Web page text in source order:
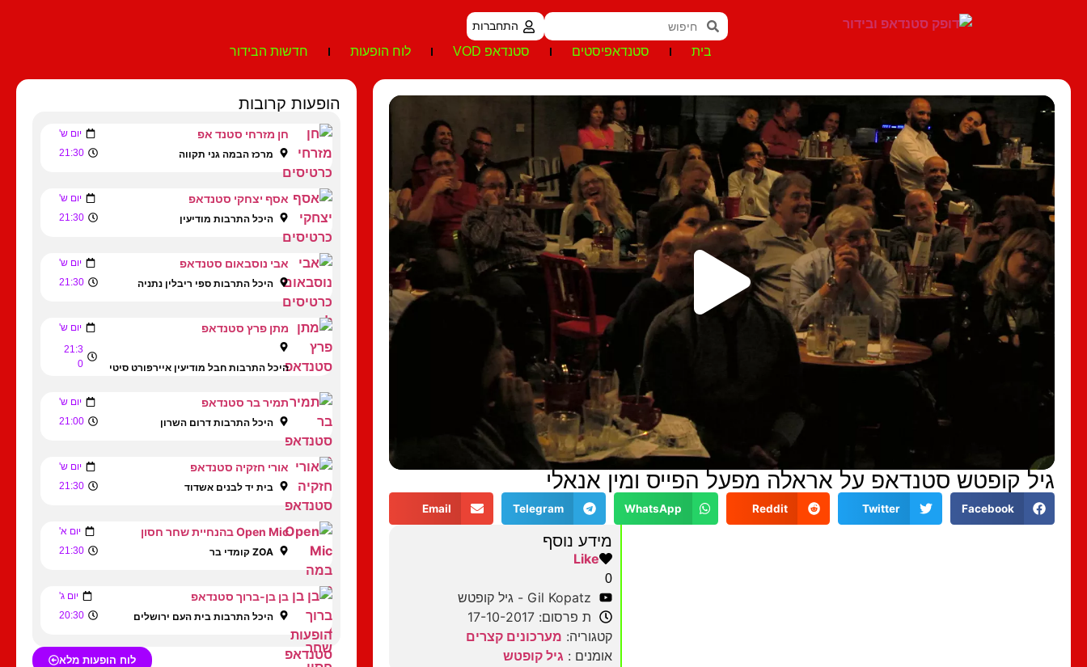
התחברות
בית סטנדאפיסטים סטנדאפ VOD לוח הופעות חדשות הבידור
גיל קופטש סטנדאפ על אראלה מפעל הפייס ומין אנאלי
Facebook
Twitter
Reddit
WhatsApp
Telegram
Email
מידע נוסף
Like
0
Gil Kopatz - גיל קופטש
ת פרסום: 17-10-2017
קטגוריה: מערכונים קצרים
אומנים : גיל קופטש
הופעות קרובות
חן מזרחי סטנד אפ יום ש'
מרכז הבמה גני תקווה 21:30
אסף יצחקי סטנדאפ יום ש'
היכל התרבות מודיעין 21:30
אבי נוסבאום סטנדאפ יום ש'
היכל התרבות ספי ריבלין נתניה 21:30
מתן פרץ סטנדאפ יום ש'
היכל התרבות חבל מודיעין איירפורט סיטי
21:3
0
תמיר בר סטנדאפ יום ש'
היכל התרבות דרום השרון 21:00
אורי חזקיה סטנדאפ יום ש'
בית יד לבנים אשדוד 21:30
Open Mic בהנחיית שחר חסון יום א'
ZOA קומדי בר 21:30
בן בן-ברוך סטנדאפ יום ג'
היכל התרבות בית העם ירושלים 20:30
לוח הופעות מלא